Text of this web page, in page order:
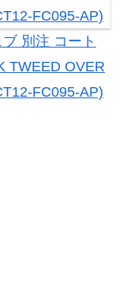
別注 コート
TWEED OVER
FC095-AP)